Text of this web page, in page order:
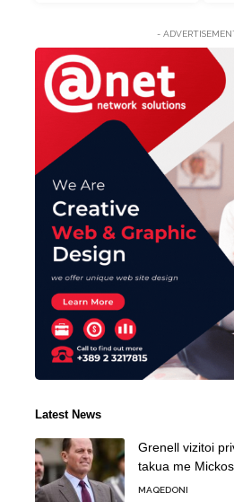
-
Latest News
Grenell vizitoi
takua me
MAQEDONI